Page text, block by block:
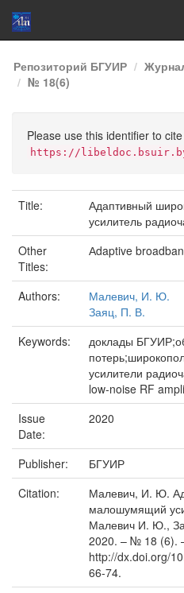
Skip
navigation
Репозиторий БГУИР
№ 18(6)
Please use this identifier to
https://libeldoc.bsuir.by/
Title:
Адаптивный
усилитель
Other
Titles:
Аdaptive
Authors:
Малевич, И. Ю.
Заяц, П. В.
Keywords:
доклады
усилители
low-noise RF
Issue
Date:
2020
Publisher:
БГУИР
Citation:
Малевич, И. Ю.
малошумящий
Малевич И. Ю.,
2020. – № 18 (6).
http://dx.doi.org/
66-74.